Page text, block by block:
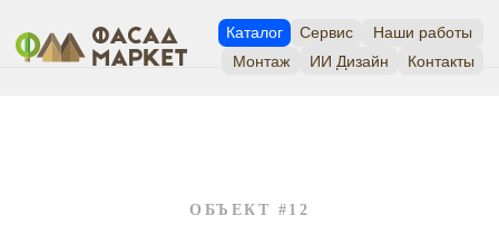
Сервис Наши работы
Монтаж ИИ Дизайн Контакты
ОБЪЕКТ #12